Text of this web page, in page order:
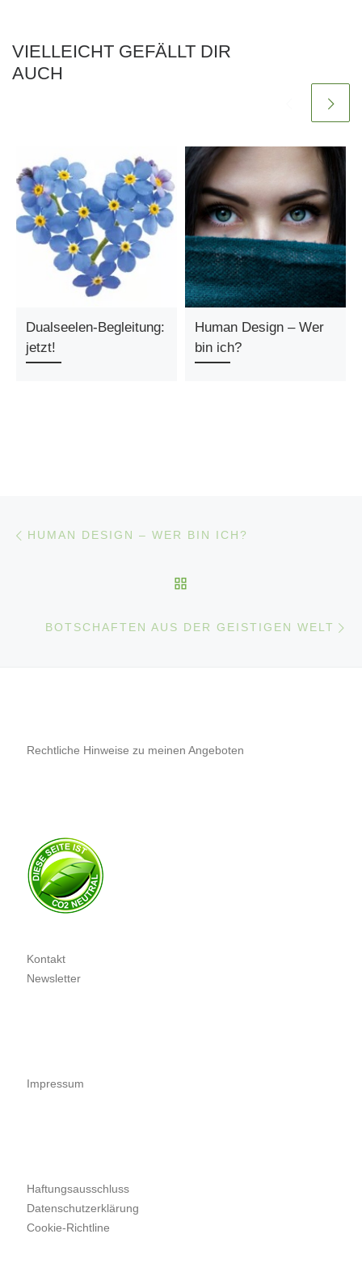
VIELLEICHT GEFÄLLT DIR
AUCH
Dualseelen-Begleitung:
jetzt!
Human Design – Wer
bin ich?
Beitragsnavigation
HUMAN DESIGN – WER BIN ICH?
BOTSCHAFTEN AUS DER GEISTIGEN WELT
Rechtliche Hinweise zu meinen Angeboten
Kontakt
Newsletter
Impressum
Haftungsausschluss
Datenschutzerklärung
Cookie-Richtline